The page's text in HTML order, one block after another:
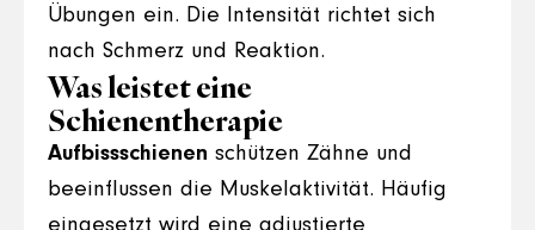
Übungen ein. Die Intensität richtet sich
nach Schmerz und Reaktion.
Was leistet eine
Schienentherapie
Aufbissschienen schützen Zähne und
beeinflussen die Muskelaktivität. Häufig